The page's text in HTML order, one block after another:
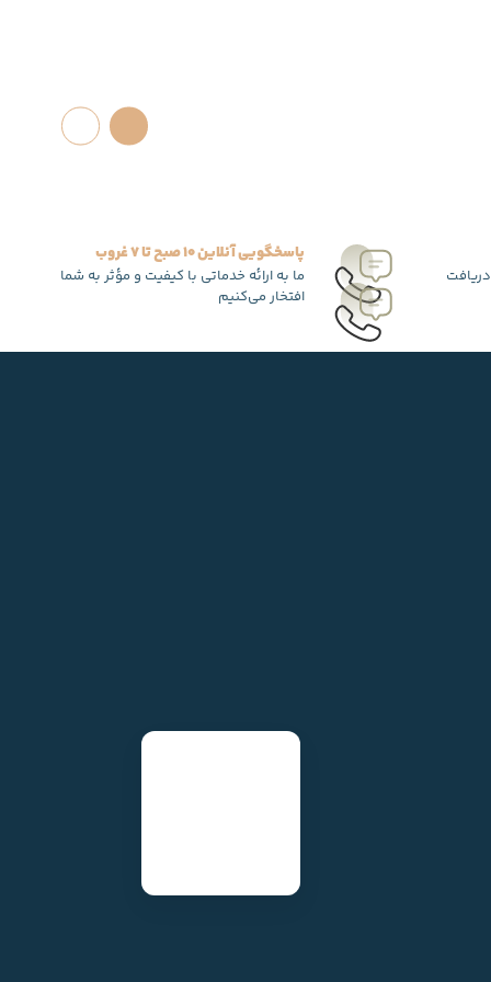
پاسخگویی آنلاین 10 صبح تا 7 غروب
ما به ارائه خدماتی با کیفیت و مؤثر به شما
افتخار می‌کنیم